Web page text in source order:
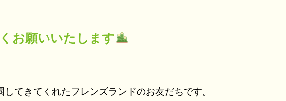
お願いいたします
てきてくれたフレンズランドのお友だちです。